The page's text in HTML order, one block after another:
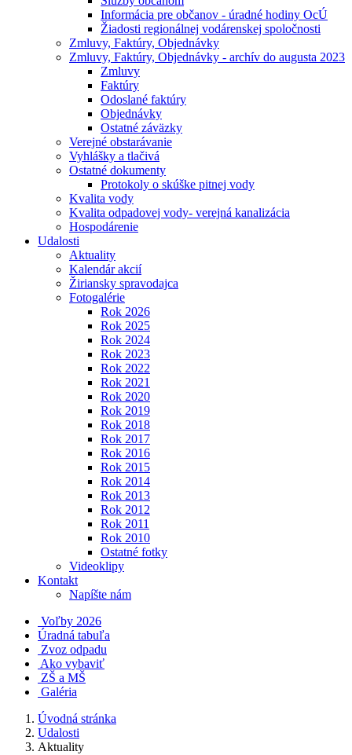
Informácia pre občanov - úradné hodiny OcÚ
Žiadosti regionálnej vodárenskej spoločnosti
Zmluvy, Faktúry, Objednávky
Zmluvy, Faktúry, Objednávky - archív do augusta 2023
Zmluvy
Faktúry
Odoslané faktúry
Objednávky
Ostatné záväzky
Verejné obstarávanie
Vyhlášky a tlačivá
Ostatné dokumenty
Protokoly o skúške pitnej vody
Kvalita vody
Kvalita odpadovej vody- verejná kanalizácia
Hospodárenie
Udalosti
Aktuality
Kalendár akcií
Žiriansky spravodajca
Fotogalérie
Rok 2026
Rok 2025
Rok 2024
Rok 2023
Rok 2022
Rok 2021
Rok 2020
Rok 2019
Rok 2018
Rok 2017
Rok 2016
Rok 2015
Rok 2014
Rok 2013
Rok 2012
Rok 2011
Rok 2010
Ostatné fotky
Videoklipy
Kontakt
Napíšte nám
Voľby 2026
Úradná tabuľa
Zvoz odpadu
Ako vybaviť
ZŠ a MŠ
Galéria
Úvodná stránka
Udalosti
Aktuality